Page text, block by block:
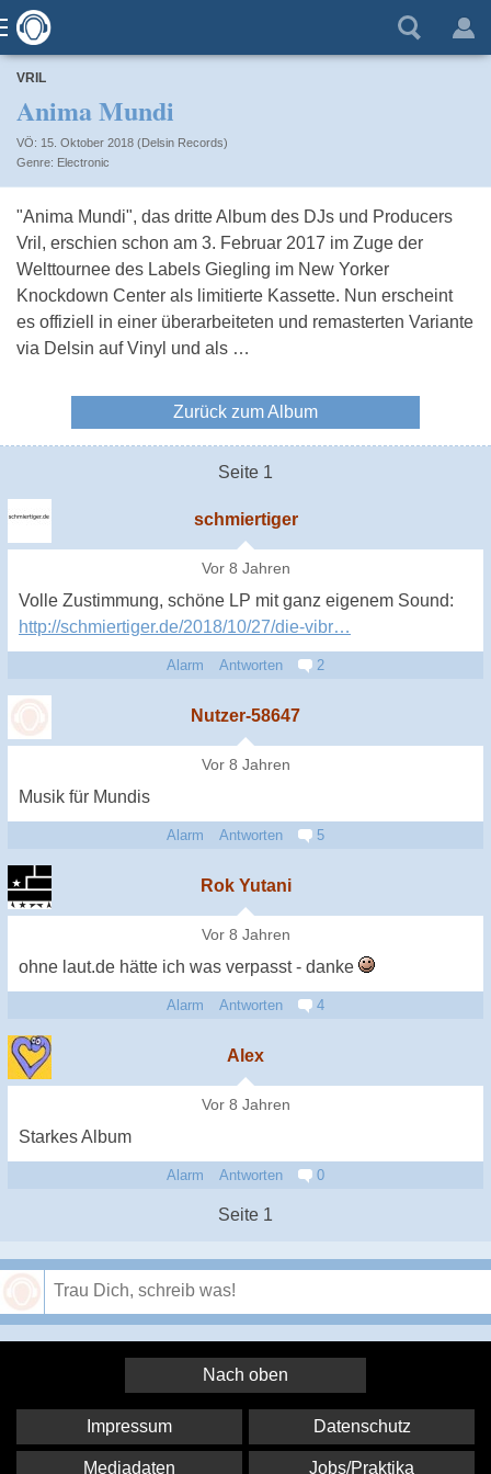
VRIL
Anima Mundi
VÖ: 15. Oktober 2018 (Delsin Records)
Electronic
"Anima Mundi", das dritte Album des DJs und Producers
Vril, erschien schon am 3. Februar 2017 im Zuge der
Welttournee des Labels Giegling im New Yorker
Knockdown Center als limitierte Kassette. Nun erscheint
es offiziell in einer überarbeiteten und remasterten Variante
via Delsin auf Vinyl und als …
Zurück zum Album
Seite 1
schmiertiger
Vor 8 Jahren
Volle Zustimmung, schöne LP mit ganz eigenem Sound:
http://schmiertiger.de/2018/10/27/die-vibr…
Alarm Antworten 2
Nutzer-58647
Vor 8 Jahren
Musik für Mundis
Alarm Antworten 5
Rok Yutani
Vor 8 Jahren
ohne laut.de hätte ich was verpasst - danke
Alarm Antworten 4
Alex
Vor 8 Jahren
Starkes Album
Alarm Antworten 0
Seite 1
Nach oben
Impressum Datenschutz
Mediadaten Jobs/Praktika